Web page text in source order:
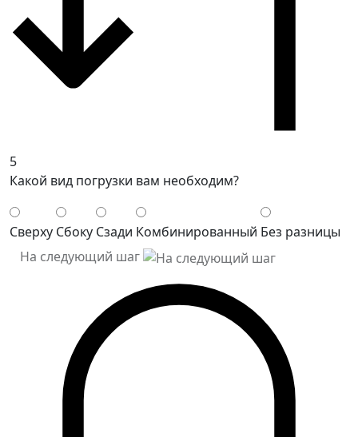
5
Какой вид погрузки вам необходим?
Сверху Сбоку Сзади Комбинированный Без разницы
На следующий шаг